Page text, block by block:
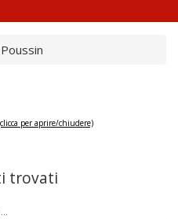
per aprire/chiudere)
trovati